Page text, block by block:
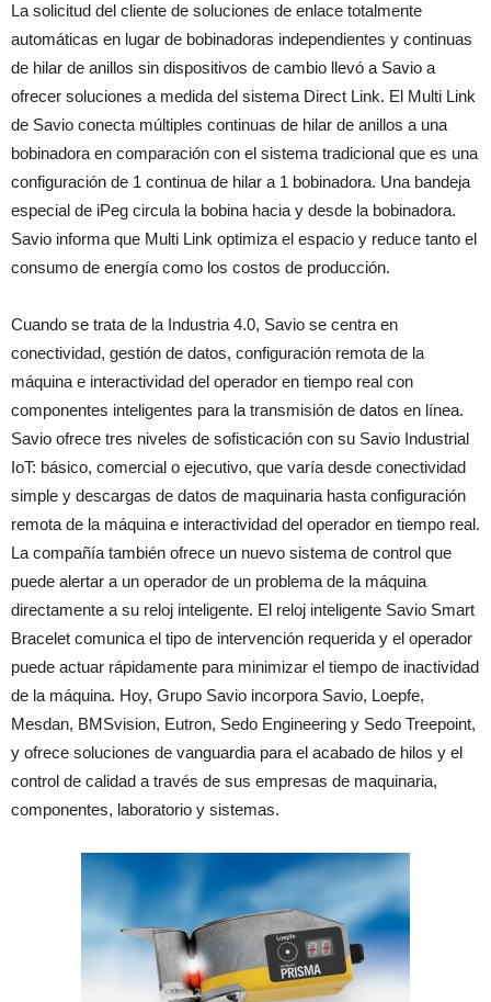
La solicitud del cliente de soluciones de enlace totalmente
automáticas en lugar de bobinadoras independientes y continuas
de hilar de anillos sin dispositivos de cambio llevó a Savio a
ofrecer soluciones a medida del sistema Direct Link. El Multi Link
de Savio conecta múltiples continuas de hilar de anillos a una
bobinadora en comparación con el sistema tradicional que es una
configuración de 1 continua de hilar a 1 bobinadora. Una bandeja
especial de iPeg circula la bobina hacia y desde la bobinadora.
Savio informa que Multi Link optimiza el espacio y reduce tanto el
consumo de energía como los costos de producción.
Cuando se trata de la Industria 4.0, Savio se centra en
conectividad, gestión de datos, configuración remota de la
máquina e interactividad del operador en tiempo real con
componentes inteligentes para la transmisión de datos en línea.
Savio ofrece tres niveles de sofisticación con su Savio Industrial
IoT: básico, comercial o ejecutivo, que varía desde conectividad
simple y descargas de datos de maquinaria hasta configuración
remota de la máquina e interactividad del operador en tiempo real.
La compañía también ofrece un nuevo sistema de control que
puede alertar a un operador de un problema de la máquina
directamente a su reloj inteligente. El reloj inteligente Savio Smart
Bracelet comunica el tipo de intervención requerida y el operador
puede actuar rápidamente para minimizar el tiempo de inactividad
de la máquina. Hoy, Grupo Savio incorpora Savio, Loepfe,
Mesdan, BMSvision, Eutron, Sedo Engineering y Sedo Treepoint,
y ofrece soluciones de vanguardia para el acabado de hilos y el
control de calidad a través de sus empresas de maquinaria,
componentes, laboratorio y sistemas.